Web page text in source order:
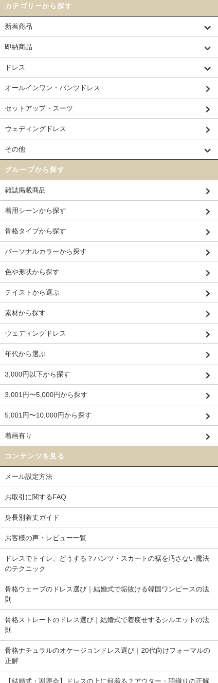
カテゴリーから探す
新着商品
即納商品
ドレス
オールインワン・パンツドレス
セットアップ・スーツ
ウェディングドレス
その他
グループから探す
雑誌掲載商品
着用シーンから探す
骨格タイプから探す
パーソナルカラーから探す
色や形状から探す
テイストから選ぶ
素材から探す
ウェディングドレス
年代から選ぶ
3,000円以下から探す
3,001円〜5,000円から探す
5,001円〜10,000円から探す
着画有り
コンテンツを見る
メール設定方法
お取引に関するFAQ
身長別着丈ガイド
お客様の声・レビュー一覧
ドレスでトイレ、どうする？パンツ・スカートの裾を汚さない魔法
のテクニック
骨格ウェーブのドレス選び｜結婚式で垢抜ける韓国ワンピースの法
則
骨格ストレートのドレス選び｜結婚式で着痩せするシルエットの法
則
骨格ナチュラルのオケージョンドレス選び｜20代向けフォーマルの
正解
【結婚式・謝恩会】ドレスの上に何着る？アウター・羽織りの正解